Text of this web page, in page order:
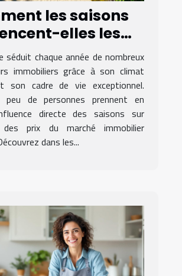
les saisons
elles les
à l'île
?
séduit chaque année de nombreux
immobiliers grâce à son climat
son cadre de vie exceptionnel.
peu de personnes prennent en
directe des saisons sur
des prix du marché immobilier
dans les...